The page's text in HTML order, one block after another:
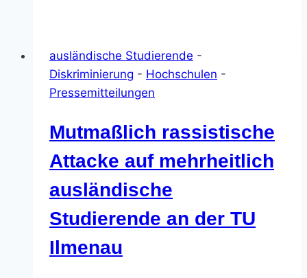
Chancen
und
Herausforderungen
ausländische Studierende -
Diskriminierung - Hochschulen -
Pressemitteilungen
Mutmaßlich rassistische
Attacke auf mehrheitlich
ausländische
Studierende an der TU
Ilmenau